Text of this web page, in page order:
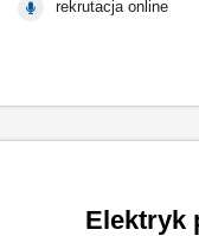
rekrutacja online
Elektryk